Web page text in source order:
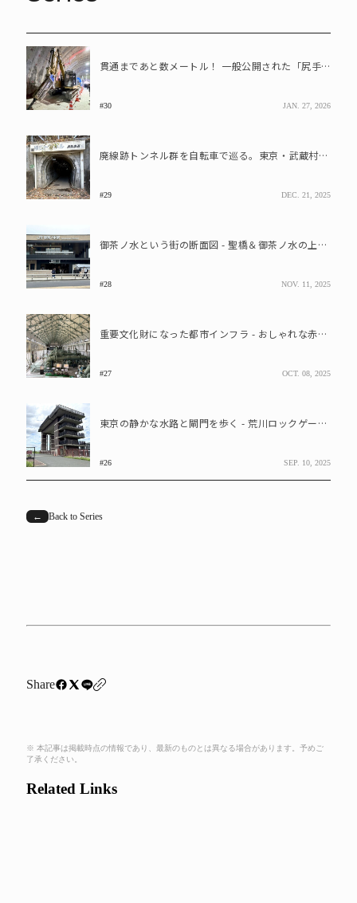
貫通まであと数メートル！ 一般公開された「尻手黒川線」トンネル工事現場を見学
#30 JAN. 27, 2026
廃線跡トンネル群を自転車で巡る。東京・武蔵村山を走っていた軽便鉄道の記憶
#29 DEC. 21, 2025
御茶ノ水という街の断面図 - 聖橋＆御茶ノ水の上から都市の変化を眺める
#28 NOV. 11, 2025
重要文化財になった都市インフラ - おしゃれな赤レンガの“旧三河島汚水処分場喞筒（ポンプ）場施設”
#27 OCT. 08, 2025
東京の静かな水路と閘門を歩く - 荒川ロックゲートから扇橋閘門へ
#26 SEP. 10, 2025
← Back to Series
Share
※ 本記事は掲載時点の情報であり、最新のものとは異なる場合があります。予めご
了承ください。
Related Links